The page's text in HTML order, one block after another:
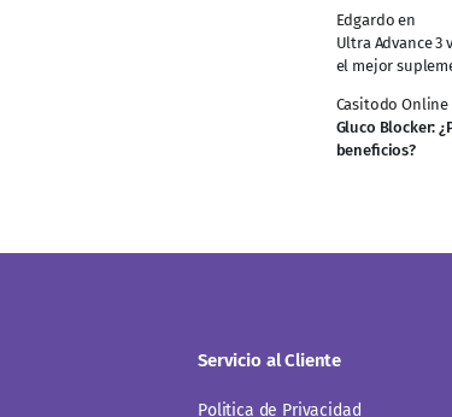
Edgardo en
Ultra Advance 3
el mejor
Casitodo Online
Gluco Blocker:
beneficios?
Servicio al Cliente
Politica de Privacidad